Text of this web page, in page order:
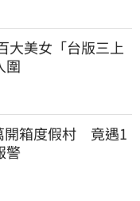
大美女「台版三上
圍
開箱度假村　竟遇1
警